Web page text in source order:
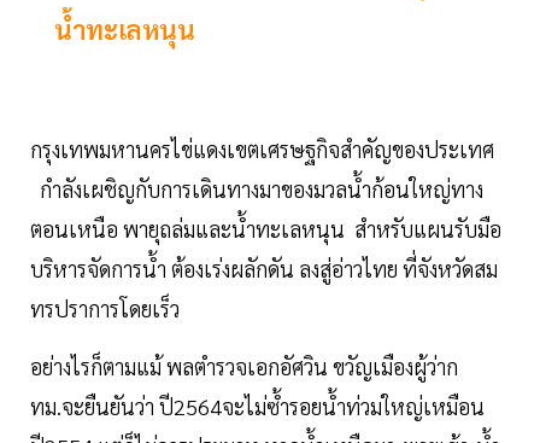
น้ำทะเลหนุน
กรุงเทพมหานครไข่แดงเขตเศรษฐกิจสำคัญของประเทศ
กำลังเผชิญกับการเดินทางมาของมวลน้ำก้อนใหญ่ทาง
ตอนเหนือ พายุถล่มและน้ำทะเลหนุน สำหรับแผนรับมือ
บริหารจัดการน้ำ ต้องเร่งผลักดัน ลงสู่อ่าวไทย ที่จังหวัดสม
ทรปราการโดยเร็ว
อย่างไรก็ตามแม้ พลตำรวจเอกอัศวิน ขวัญเมืองผู้ว่าก
ทม.จะยืนยันว่า ปี2564จะไม่ซ้ำรอยน้ำท่วมใหญ่เหมือน